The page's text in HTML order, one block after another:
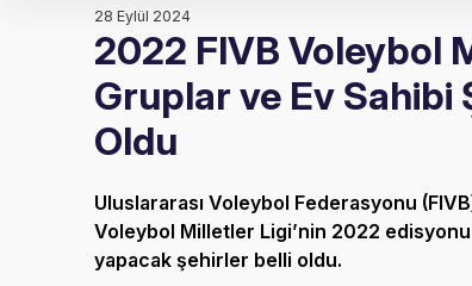
28 Eylül 2024
2022 FIVB Voleybol
Gruplar ve Ev Sahibi
Oldu
Uluslararası Voleybol Federasyonu
Voleybol Milletler Ligi’nin 2022
yapacak şehirler belli oldu.